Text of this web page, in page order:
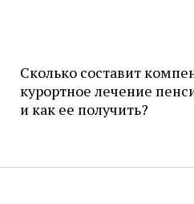
Сколько составит
курортное лечение
и как ее получить?